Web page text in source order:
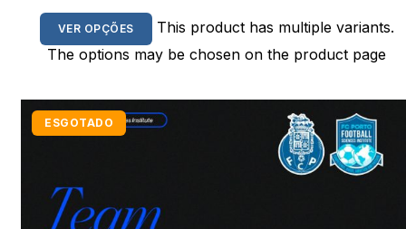
VER OPÇÕES
This product has multiple variants.
The options may be chosen on the product page
ESGOTADO